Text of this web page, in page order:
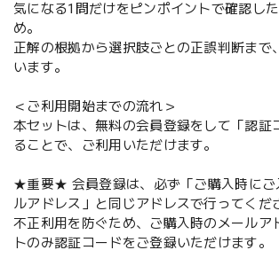
気になる1問だけをピンポイントで確認し
め。
正解の根拠から選択肢ごとの正誤判断まで
います。
＜ご利用開始までの流れ＞
本セットは、無料の会員登録をして「認証
ることで、ご利用いただけます。
★重要★ 会員登録は、必ず「ご購入時にご
ルアドレス」と同じアドレスで行ってくだ
不正利用を防ぐため、ご購入時のメールア
トのみ認証コードをご登録いただけます。